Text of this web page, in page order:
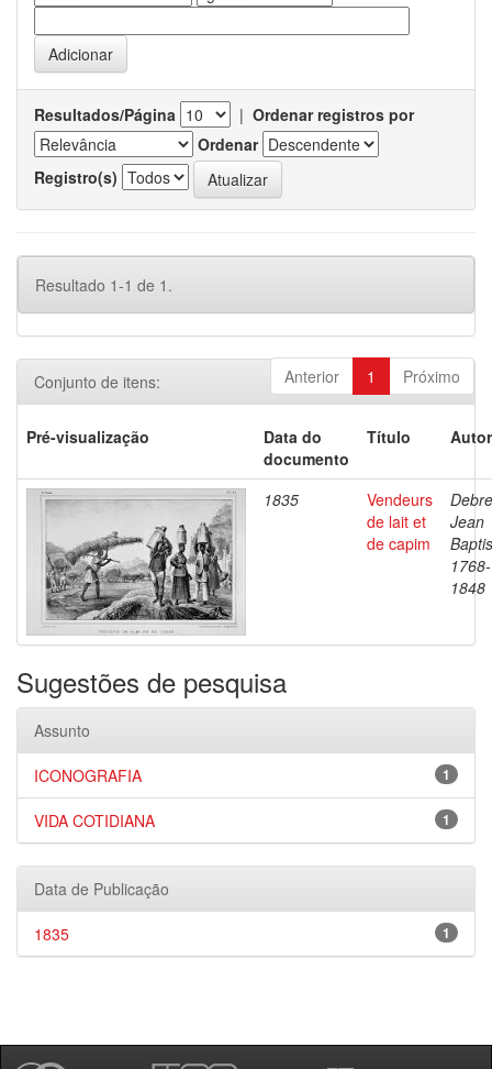
Resultados/Página | Ordenar registros por
Ordenar
Registro(s)
Resultado 1-1 de 1.
Anterior 1 Próximo
Conjunto de itens:
Pré-visualização
Data do
documento
Título
1835
Vendeurs
de lait et
de capim
Jean
1768-
1848
Sugestões de pesquisa
Assunto
1
ICONOGRAFIA
1
VIDA COTIDIANA
Data de Publicação
1
1835